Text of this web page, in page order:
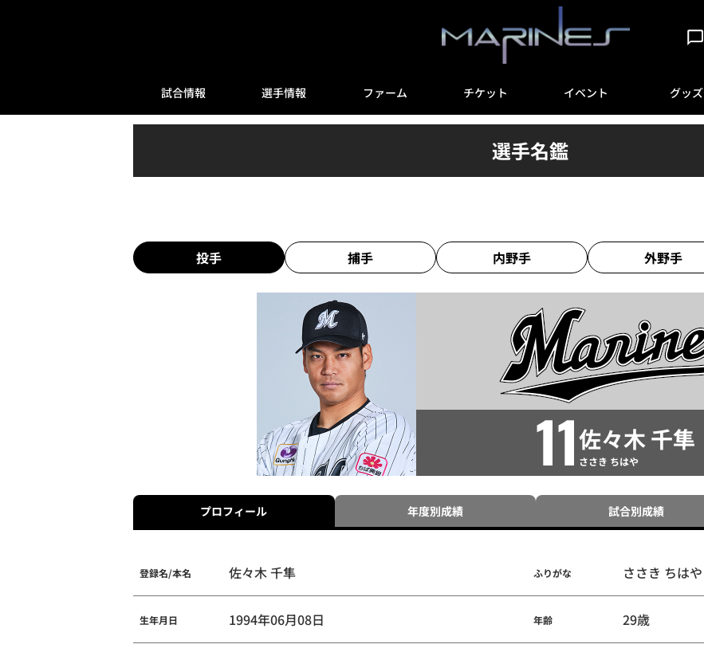
試合情報 選手情報 ファーム チケット イベント グッズ
選手名鑑
投手 捕手 内野手 外野手
11佐々木 千隼
ささき ちはや
プロフィール 年度別成績 試合別成績
登録名/本名 佐々木 千隼 ふりがな ささき ちはや
生年月日 1994年06月08日 年齢 29歳